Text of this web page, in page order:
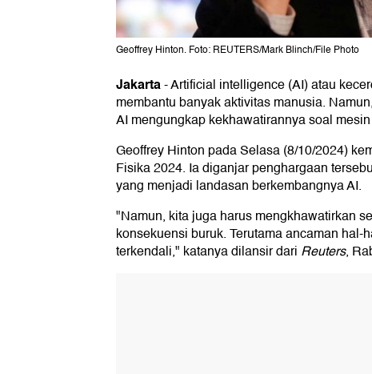
Geoffrey Hinton. Foto: REUTERS/Mark Blinch/File Photo
Jakarta-Artificial intelligence (AI) atau
membantu banyak aktivitas manusia.
AI mengungkap kekhawatirannya soal
Geoffrey Hinton pada Selasa (8/10/2024)
Fisika 2024. Ia diganjar penghargaan
yang menjadi landasan berkembangnya AI.
"Namun, kita juga harus mengkhawatirkan
konsekuensi buruk. Terutama ancaman hal-
terkendali," katanya dilansir dari Reuters,